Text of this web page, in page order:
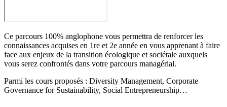
Ce parcours 100% anglophone vous permettra de renforcer les
connaissances acquises en 1re et 2e année en vous apprenant à faire
face aux enjeux de la transition écologique et sociétale auxquels
vous serez confrontés dans votre parcours managérial.
Parmi les cours proposés : Diversity Management, Corporate
Governance for Sustainability, Social Entrepreneurship…